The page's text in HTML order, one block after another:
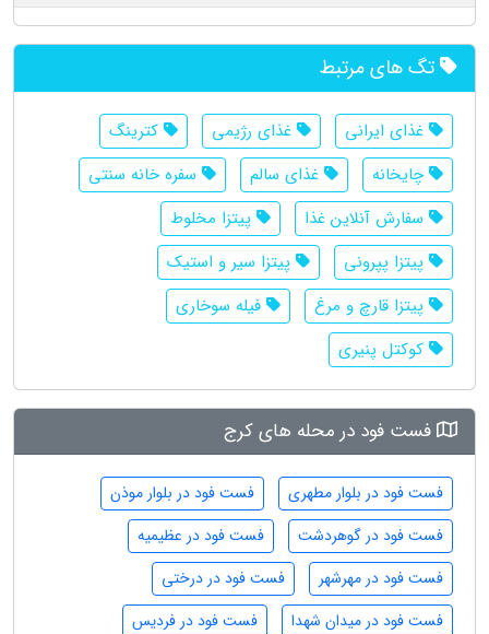
تگ های مرتبط
غذای ایرانی غذای رژیمی
کترینگ
چایخانه
غذای سالم
سفره خانه سنتی
سفارش آنلاین غذا
پیتزا مخلوط
پیتزا پپرونی
پیتزا سیر و استیک
پیتزا قارچ و مرغ
فیله سوخاری
کوکتل پنیری
فست فود در محله های کرج
فست فود در بلوار مطهری
فست فود در بلوار موذن
فست فود در گوهردشت
فست فود در عظیمیه
فست فود در مهرشهر
فست فود در درختی
فست فود در میدان شهدا
فست فود در فردیس